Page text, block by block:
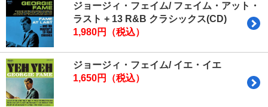
ジョージィ・フェイム/ フェイム・アット・
ラスト + 13 R&B クラシックス(CD)
1,980円（税込）
ジョージィ・フェイム/ イエ・イエ
1,650円（税込）